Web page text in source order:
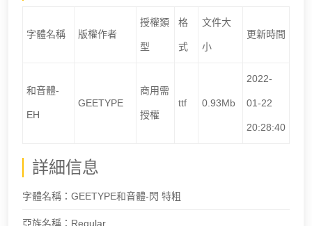
字體名稱 版權作者
授權類
型
格
式
文件大
小
更新時間
和音體-
EH
GEETYPE
商用需
授權
ttf 0.93Mb
2022-
01-22
20:28:40
詳細信息
字體名稱：GEETYPE和音體-閃 特粗
亞族名稱：Regular